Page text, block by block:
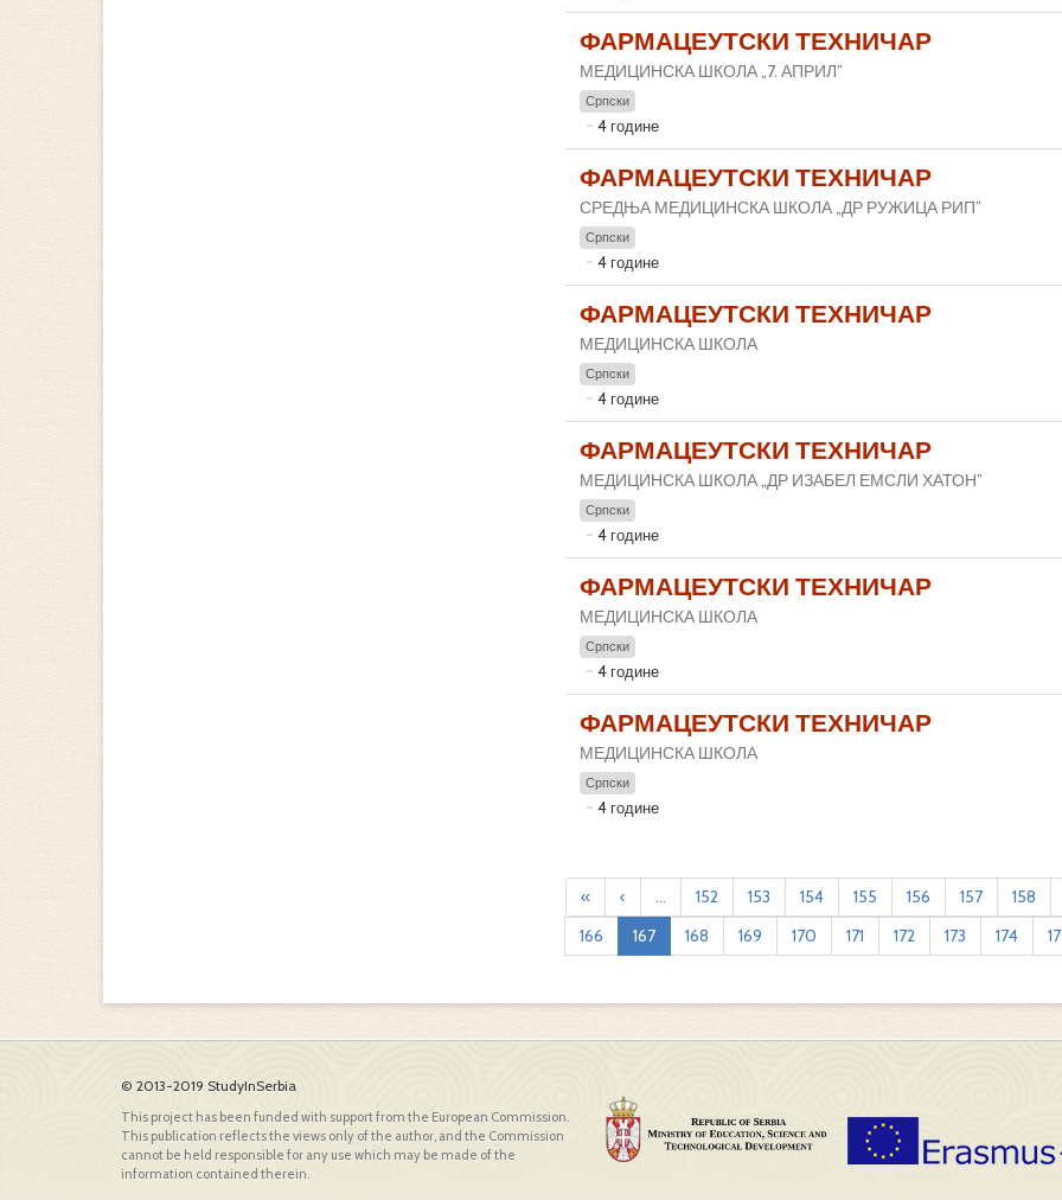
ФАРМАЦЕУТСКИ ТЕХНИЧАР
МЕДИЦИНСКА ШКОЛА „7. АПРИЛ”
Српски
4 године
ФАРМАЦЕУТСКИ ТЕХНИЧАР
СРЕДЊА МЕДИЦИНСКА ШКОЛА „ДР РУЖИЦА РИП”
Српски
4 године
ФАРМАЦЕУТСКИ ТЕХНИЧАР
МЕДИЦИНСКА ШКОЛА
Српски
4 године
ФАРМАЦЕУТСКИ ТЕХНИЧАР
МЕДИЦИНСКА ШКОЛА „ДР ИЗАБЕЛ ЕМСЛИ ХАТОН”
Српски
4 године
ФАРМАЦЕУТСКИ ТЕХНИЧАР
МЕДИЦИНСКА ШКОЛА
Српски
4 године
ФАРМАЦЕУТСКИ ТЕХНИЧАР
МЕДИЦИНСКА ШКОЛА
Српски
4 године
« ‹ ... 152 153 154 155 156 157 158
166
167 168 169 170 171 172 173 174
© 2013-2019 StudyInSerbia
This project has been funded with support from the European Commission.
This publication reflects the views only of the author, and the Commission
cannot be held responsible for any use which may be made of the
information contained therein.